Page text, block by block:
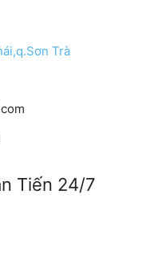
Trà
Tiến 24/7